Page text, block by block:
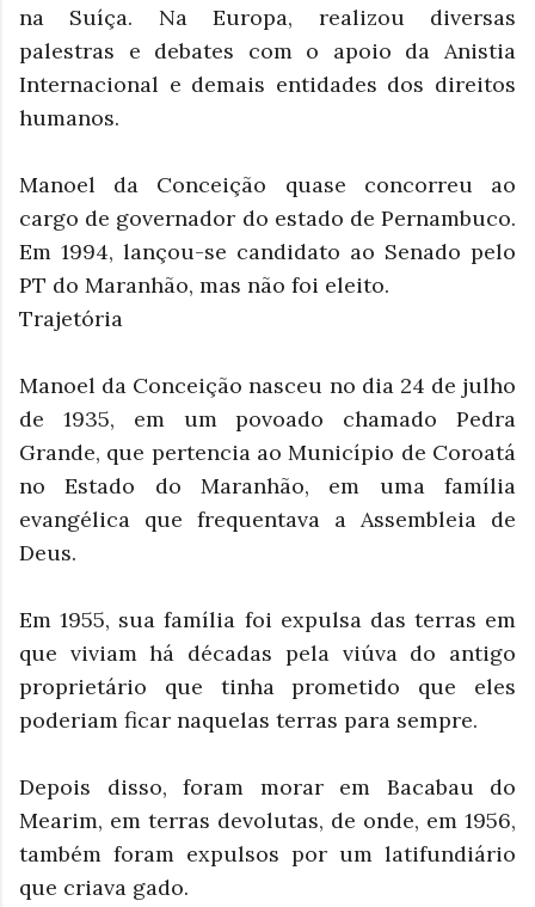
na Suíça. Na Europa, realizou diversas
palestras e debates com o apoio da Anistia
Internacional e demais entidades dos direitos
humanos.
Manoel da Conceição quase concorreu ao
cargo de governador do estado de Pernambuco.
Em 1994, lançou-se candidato ao Senado pelo
PT do Maranhão, mas não foi eleito.
Trajetória
Manoel da Conceição nasceu no dia 24 de julho
de 1935, em um povoado chamado Pedra
Grande, que pertencia ao Município de Coroatá
no Estado do Maranhão, em uma família
evangélica que frequentava a Assembleia de
Deus.
Em 1955, sua família foi expulsa das terras em
que viviam há décadas pela viúva do antigo
proprietário que tinha prometido que eles
poderiam ficar naquelas terras para sempre.
Depois disso, foram morar em Bacabau do
Mearim, em terras devolutas, de onde, em 1956,
também foram expulsos por um latifundiário
que criava gado.